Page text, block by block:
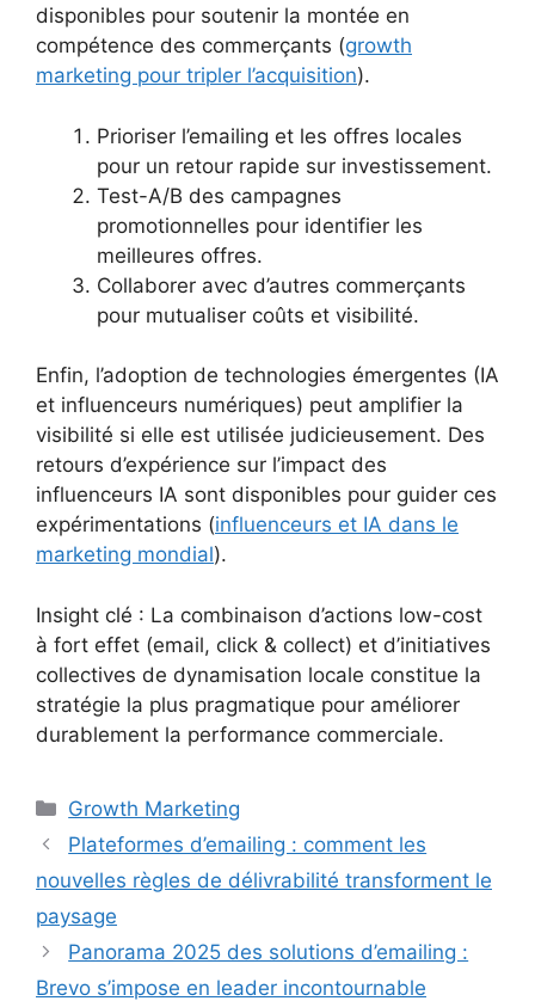
disponibles pour soutenir la montée en
compétence des commerçants (growth
marketing pour tripler l’acquisition).
Prioriser l’emailing et les offres locales
pour un retour rapide sur investissement.
Test-A/B des campagnes
promotionnelles pour identifier les
meilleures offres.
Collaborer avec d’autres commerçants
pour mutualiser coûts et visibilité.
Enfin, l’adoption de technologies émergentes (IA
et influenceurs numériques) peut amplifier la
visibilité si elle est utilisée judicieusement. Des
retours d’expérience sur l’impact des
influenceurs IA sont disponibles pour guider ces
expérimentations (influenceurs et IA dans le
marketing mondial).
Insight clé : La combinaison d’actions low-cost
à fort effet (email, click & collect) et d’initiatives
collectives de dynamisation locale constitue la
stratégie la plus pragmatique pour améliorer
durablement la performance commerciale.
Catégories
Growth Marketing
Plateformes d’emailing : comment les
nouvelles règles de délivrabilité transforment le
paysage
Panorama 2025 des solutions d’emailing :
Brevo s’impose en leader incontournable